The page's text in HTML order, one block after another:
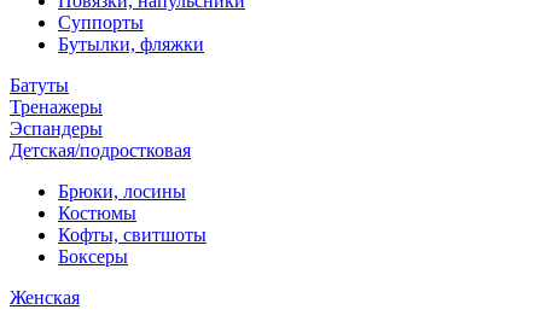
Суппорты
Бутылки, фляжки
Батуты
Тренажеры
Эспандеры
Детская/подростковая
Брюки, лосины
Костюмы
Кофты, свитшоты
Боксеры
Женская